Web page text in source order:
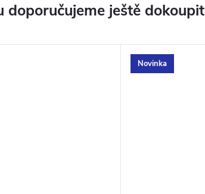
ještě dokoupit
Novinka